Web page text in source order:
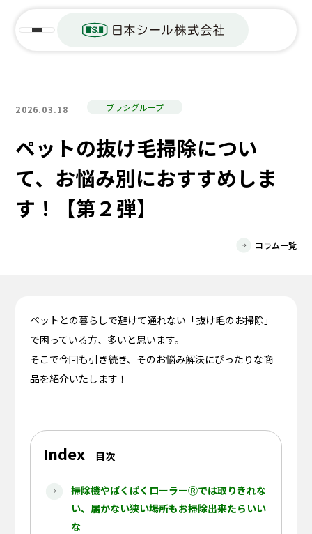
2026.03.18 ブラシグループ
ペットの抜け毛掃除につい
て、お悩み別におすすめしま
す！【第２弾】
コラム一覧
ペットとの暮らしで避けて通れない「抜け毛のお掃除」
で困っている方、多いと思います。
そこで今回も引き続き、そのお悩み解決にぴったりな商
品を紹介いたします！
Index 目次
掃除機やぱくぱくローラーⓇでは取りきれな
い、届かない狭い場所もお掃除出来たらいい
な